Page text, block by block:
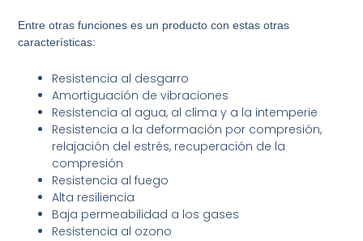
Entre otras funciones es un producto con estas otras
características:
Resistencia al desgarro
Amortiguación de vibraciones
Resistencia al agua, al clima y a la intemperie
Resistencia a la deformación por compresión,
relajación del estrés, recuperación de la
compresión
Resistencia al fuego
Alta resiliencia
Baja permeabilidad a los gases
Resistencia al ozono